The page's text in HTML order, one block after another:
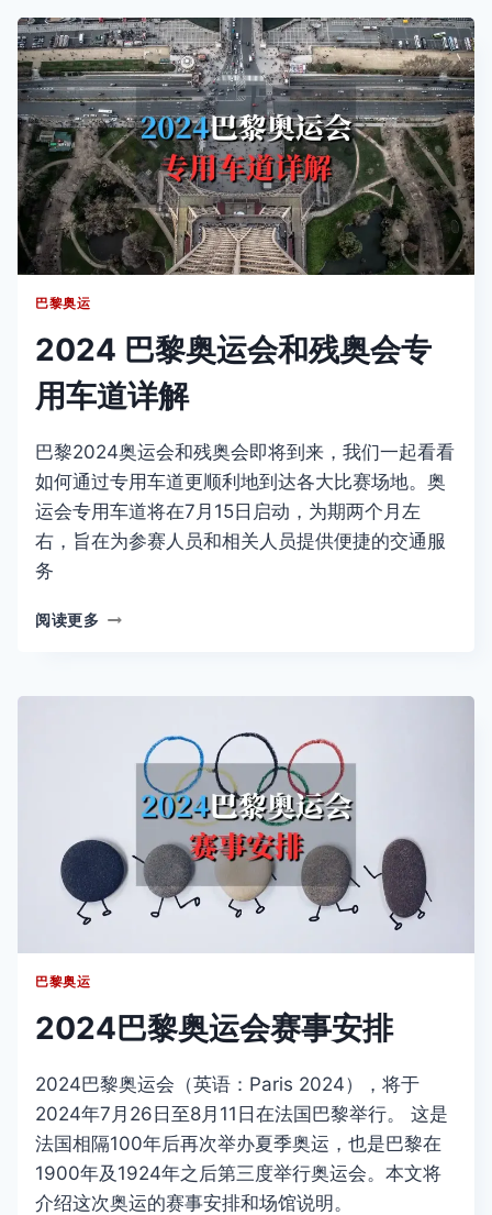
运
火
炬
传
递：
光
辉
之
旅
巴黎奥运
2024 巴黎奥运会和残奥会专
用车道详解
巴黎2024奥运会和残奥会即将到来，我们一起看看
如何通过专用车道更顺利地到达各大比赛场地。奥
运会专用车道将在7月15日启动，为期两个月左
右，旨在为参赛人员和相关人员提供便捷的交通服
务
阅读更多 2024
专
用
车
道
巴黎奥运
2024巴黎奥运会赛事安排
2024巴黎奥运会（英语：Paris 2024），将于
2024年7月26日至8月11日在法国巴黎举行。 这是
法国相隔100年后再次举办夏季奥运，也是巴黎在
1900年及1924年之后第三度举行奥运会。本文将
介绍这次奥运的赛事安排和场馆说明。